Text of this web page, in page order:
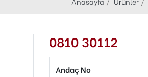
0810 30112
Andaç No